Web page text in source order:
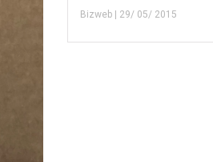
Bizweb | 29/ 05/ 2015